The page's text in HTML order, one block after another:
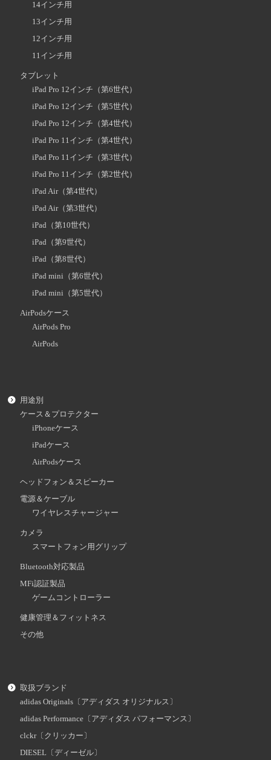
14インチ用
13インチ用
12インチ用
11インチ用
タブレット
iPad Pro 12インチ（第6世代）
iPad Pro 12インチ（第5世代）
iPad Pro 12インチ（第4世代）
iPad Pro 11インチ（第4世代）
iPad Pro 11インチ（第3世代）
iPad Pro 11インチ（第2世代）
iPad Air（第4世代）
iPad Air（第3世代）
iPad（第10世代）
iPad（第9世代）
iPad（第8世代）
iPad mini（第6世代）
iPad mini（第5世代）
AirPodsケース
AirPods Pro
AirPods
用途別
ケース＆プロテクター
iPhoneケース
iPadケース
AirPodsケース
ヘッドフォン＆スピーカー
電源＆ケーブル
ワイヤレスチャージャー
カメラ
スマートフォン用グリップ
Bluetooth対応製品
MFi認証製品
ゲームコントローラー
健康管理＆フィットネス
その他
取扱ブランド
adidas Originals〔アディダス オリジナルス〕
adidas Performance〔アディダス パフォーマンス〕
clckr〔クリッカー〕
DIESEL〔ディーゼル〕